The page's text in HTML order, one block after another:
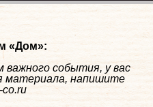
«Дом»:
важного события, у вас
материала, напишите